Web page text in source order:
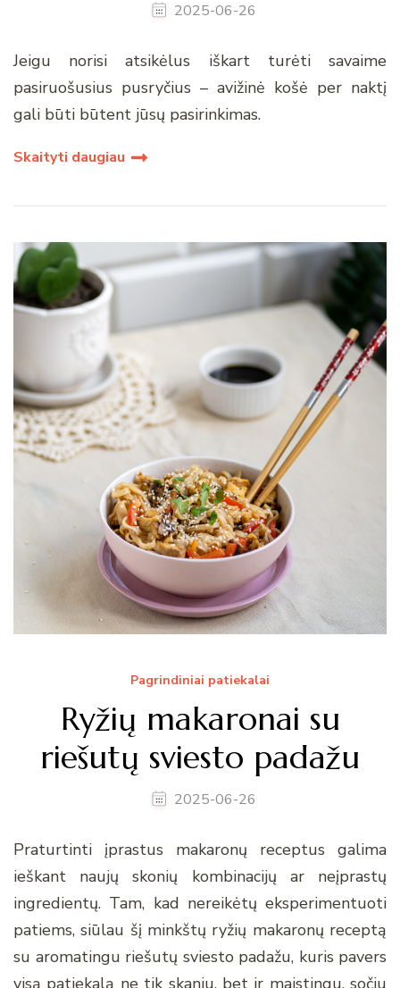
2025-06-26
Jeigu norisi atsikėlus iškart turėti savaime
pasiruošusius pusryčius – avižinė košė per naktį
gali būti būtent jūsų pasirinkimas.
Skaityti daugiau
Pagrindiniai patiekalai
Ryžių makaronai su
riešutų sviesto padažu
2025-06-26
Praturtinti įprastus makaronų receptus galima
ieškant naujų skonių kombinacijų ar neįprastų
ingredientų. Tam, kad nereikėtų eksperimentuoti
patiems, siūlau šį minkštų ryžių makaronų receptą
su aromatingu riešutų sviesto padažu, kuris pavers